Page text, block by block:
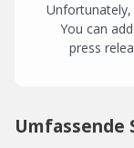
Unfortunately,
You can
press
Umfassende